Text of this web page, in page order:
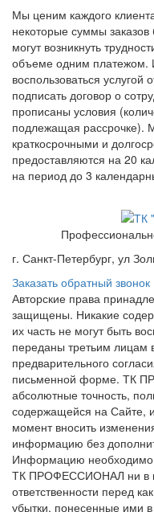
Мы ценим каждого
некоторые суммы
могут возникнуть
объеме одним платежом.
воспользоваться услугой
подписать договор о
прописаны условия
подлежащая рассрочке).
краткосрочными и
предоставляются на 20
на период до 3
г. Санкт-Петербург, ул
Заказать обратный звонок
Авторские права
защищены. Никакие
их часть не могут быть
переданы третьим лицам
предварительного
письменной форме. ТК
абсолютные точность,
содержащейся на Сайте,
момент вносить
информацию без
Информацию необходимо
ТК ПРОФЕССИОНАЛ ни в
ответственности перед
убытки, понесенные ими в